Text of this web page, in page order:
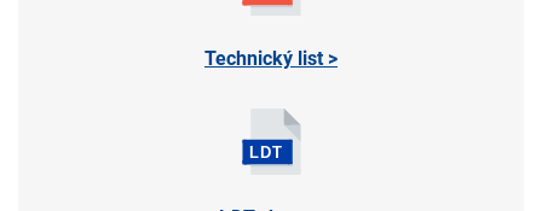
Technický list >